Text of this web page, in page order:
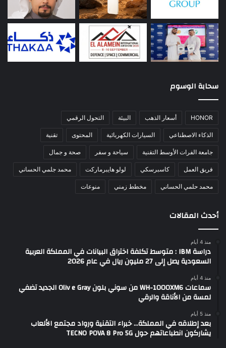
سحابة الوسوم
HONOR أسعار الذهب البيئة التحول الرقمي
الذكاء الاصطناعي السيارات الكهربائية المحتوى تقنية
جامعة الفرات الأوسط التقنية سياحة و سفر صحة و جمال
فريق العمل كاسبرسكي لولو هايبرماركت محمد جلمي الحساني
محمد حلمي الحساني مخطط زمني منوعات
أحدث المقالات
منذ 4 أيام
دراسة IBM : متوسط تكلفة اختراق البيانات في المملكة العربية
السعودية يصل إلى 27 مليون ريال في عام 2026
منذ 4 أيام
سماعات WH-1000XM6 من سوني بلون Oliv e Gray الجديد تضفي
لمسة من الأناقة والرقي
منذ 5 أيام
بعد إطلاقه في المملكة… خبراء التقنية ورواد مجتمع الألعاب
يشاركون انطباعاتهم حول TECNO POVA 8 Pro 5G